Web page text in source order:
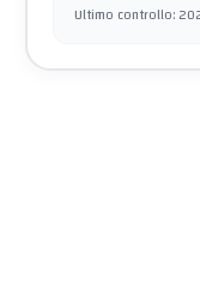
Ultimo controllo: